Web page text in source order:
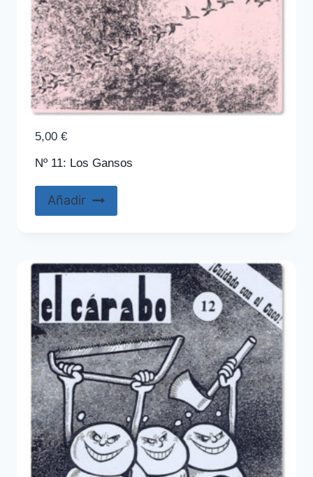
Nº 11: Los Gansos
5,00 €
Añadir